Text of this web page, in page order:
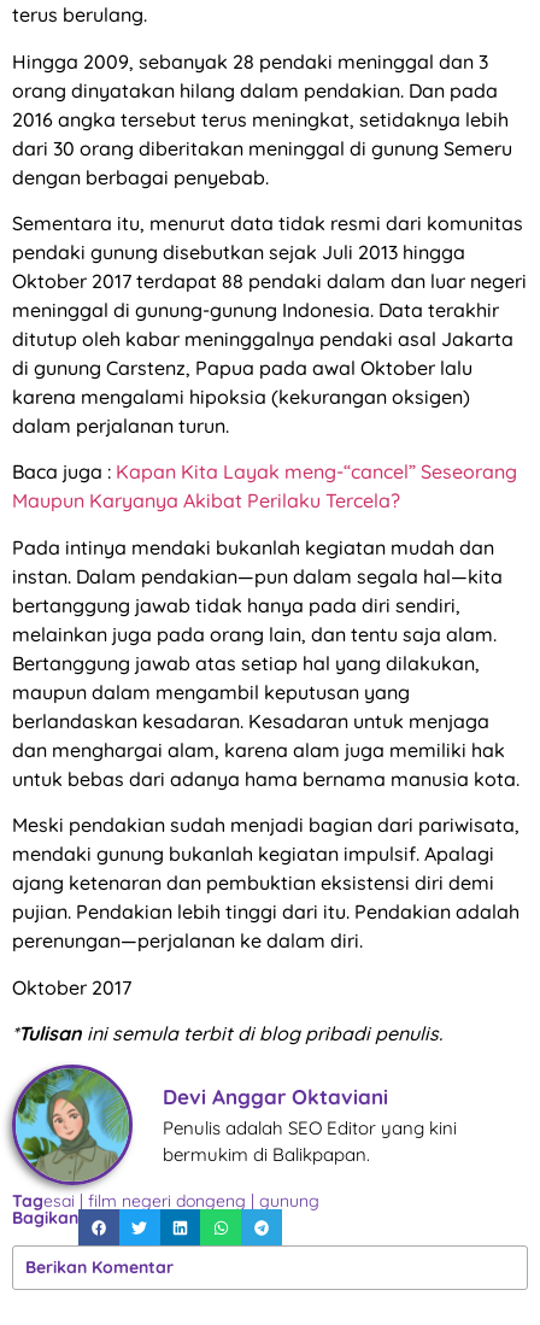
terus berulang.
Hingga 2009, sebanyak 28 pendaki meninggal dan 3
orang dinyatakan hilang dalam pendakian. Dan pada
2016 angka tersebut terus meningkat, setidaknya lebih
dari 30 orang diberitakan meninggal di gunung Semeru
dengan berbagai penyebab.
Sementara itu, menurut data tidak resmi dari komunitas
pendaki gunung disebutkan sejak Juli 2013 hingga
Oktober 2017 terdapat 88 pendaki dalam dan luar negeri
meninggal di gunung-gunung Indonesia. Data terakhir
ditutup oleh kabar meninggalnya pendaki asal Jakarta
di gunung Carstenz, Papua pada awal Oktober lalu
karena mengalami hipoksia (kekurangan oksigen)
dalam perjalanan turun.
Baca juga : Kapan Kita Layak meng-“cancel” Seseorang
Maupun Karyanya Akibat Perilaku Tercela?
Pada intinya mendaki bukanlah kegiatan mudah dan
instan. Dalam pendakian—pun dalam segala hal—kita
bertanggung jawab tidak hanya pada diri sendiri,
melainkan juga pada orang lain, dan tentu saja alam.
Bertanggung jawab atas setiap hal yang dilakukan,
maupun dalam mengambil keputusan yang
berlandaskan kesadaran. Kesadaran untuk menjaga
dan menghargai alam, karena alam juga memiliki hak
untuk bebas dari adanya hama bernama manusia kota.
Meski pendakian sudah menjadi bagian dari pariwisata,
mendaki gunung bukanlah kegiatan impulsif. Apalagi
ajang ketenaran dan pembuktian eksistensi diri demi
pujian. Pendakian lebih tinggi dari itu. Pendakian adalah
perenungan—perjalanan ke dalam diri.
Oktober 2017
*Tulisan ini semula terbit di blog pribadi penulis.
Devi Anggar Oktaviani
Penulis adalah SEO Editor yang kini
bermukim di Balikpapan.
Tagesai film negeri dongeng gunung
Bagikan
Berikan Komentar